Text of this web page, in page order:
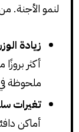
لنمو الأجنة.
زيادة
أكثر
ملحوظة
تغيرات
أماكن